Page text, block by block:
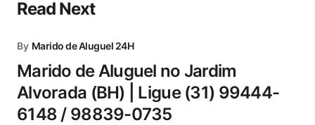
Read Next
By Marido de Aluguel 24H
Marido de Aluguel no Jardim
Alvorada (BH) | Ligue (31) 99444-
6148 / 98839-0735